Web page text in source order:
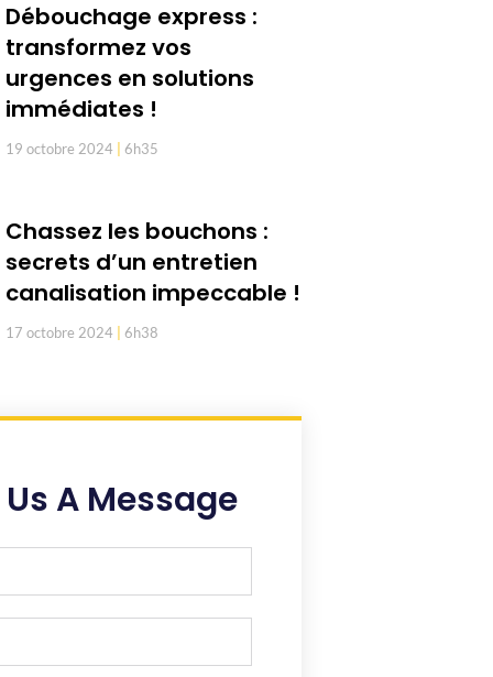
Débouchage express :
transformez vos
urgences en solutions
immédiates !
19 octobre 2024 6h35
Chassez les bouchons :
secrets d’un entretien
canalisation impeccable !
17 octobre 2024 6h38
A Message